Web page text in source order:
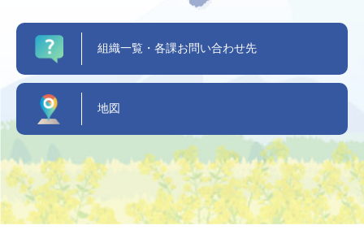
組織一覧・各課お問い合わせ先
地図